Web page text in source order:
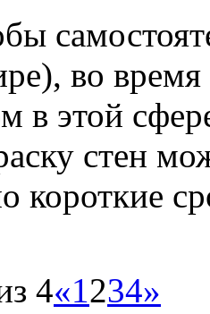
во
в этой
стен
короткие
4«1234»